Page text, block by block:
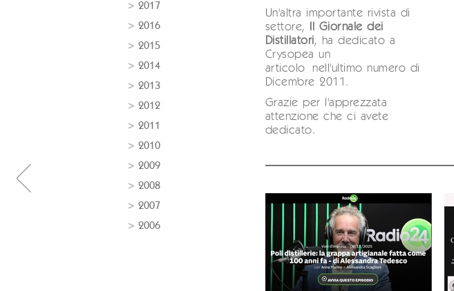
2017
2016
2015
2014
2013
2012
2011
2010
2009
2008
2007
2006
Un'altra importante rivista di
settore,
Il Giornale dei
Distillatori, ha dedicato a
Crysopea un
articolo nell'ultimo numero di
Dicembre 2011.
Grazie per l'apprezzata
attenzione che ci avete
dedicato.